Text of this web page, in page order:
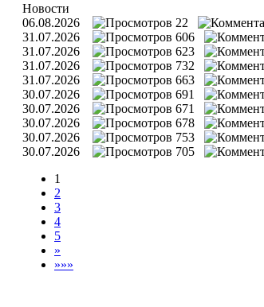
Новости
06.08.2026
22
31.07.2026
606
31.07.2026
623
31.07.2026
732
31.07.2026
663
30.07.2026
691
30.07.2026
671
30.07.2026
678
30.07.2026
753
30.07.2026
705
1
2
3
4
5
»
»»»